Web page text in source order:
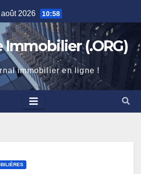
2026 10:58
Immobilier (.ORG)
immobilier en ligne !